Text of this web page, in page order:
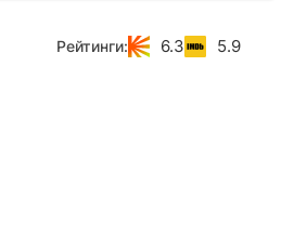
Рейтинги: 6.3 5.9